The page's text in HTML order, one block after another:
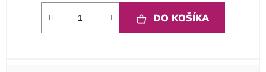
DO KOŠÍKA